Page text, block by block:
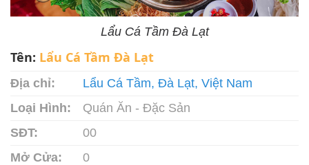
Lẩu Cá Tầm Đà Lạt
Tên: Lẩu Cá Tầm Đà Lạt
Địa chỉ:
Lẩu Cá Tầm, Đà Lạt, Việt Nam
Loại Hình:
Quán Ăn - Đặc Sản
SĐT:
00
Mở Cửa:
0